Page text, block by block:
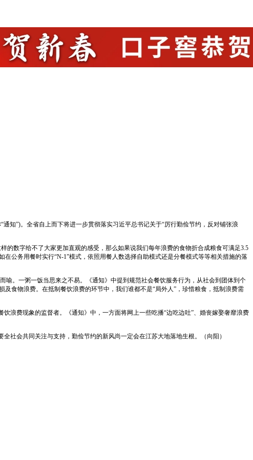
知”)。全省自上而下将进一步贯彻落实习近平总书记关于“厉行勤俭节约，反对铺张浪
的数字给不了大家更加直观的感受，那么如果说我们每年浪费的食物折合成粮食可满足3.5
公务用餐时实行“N-1”模式，依照用餐人数选择自助模式还是分餐模式等等相关措施的落
。一粥一饭当思来之不易。《通知》中提到规范社会餐饮服务行为，从社会到团体到个
食物浪费。在抵制餐饮浪费的环节中，我们谁都不是“局外人”，珍惜粮食，抵制浪费需
浪费现象的监督者。《通知》中，一方面将网上一些吃播“边吃边吐”、婚丧嫁娶奢靡浪费
社会共同关注与支持，勤俭节约的新风尚一定会在江苏大地落地生根。（向阳）